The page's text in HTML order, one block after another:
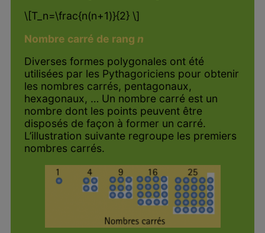
\[T_n=\frac{n(n+1)}{2} \]
Nombre carré de rang n
Diverses formes polygonales ont été
utilisées par les Pythagoriciens pour obtenir
les nombres carrés, pentagonaux,
hexagonaux, … Un nombre carré est un
nombre dont les points peuvent être
disposés de façon à former un carré.
L’illustration suivante regroupe les premiers
nombres carrés.